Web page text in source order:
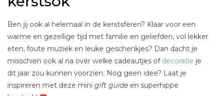
Ben jij ook al helemaal in de kerstsferen? Klaar voor een
warme en gezellige tijd met familie en geliefden, vol lekker
eten, foute muziek en leuke geschenkjes? Dan dacht je
misschien ook al na over welke cadeautjes of decoratie je
dit jaar zou kunnen voorzien. Nog geen idee? Laat je
inspireren met deze mini gift guide en superhippe